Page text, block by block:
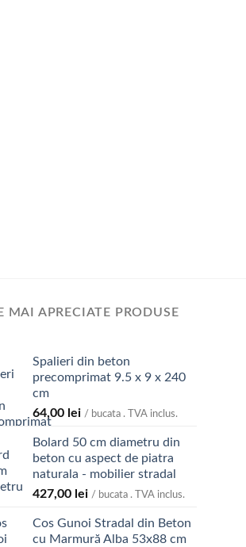
MAI APRECIATE PRODUSE
Spalieri din beton
precomprimat 9.5 x 9 x 240
cm
64,00 lei / bucata . TVA inclus.
Bolard 50 cm diametru din
beton cu aspect de piatra
naturala - mobilier stradal
427,00 lei / bucata . TVA inclus.
Cos Gunoi Stradal din Beton
cu Marmură Alba 53x88 cm